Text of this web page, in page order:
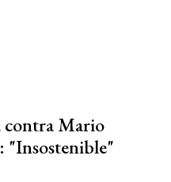
contra Mario
"Insostenible"